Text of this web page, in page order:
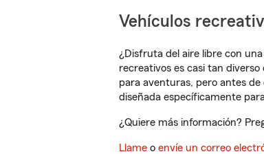
Vehículos
¿Disfruta del aire libre con una
recreativos es casi tan
para aventuras, pero antes de
diseñada específicamente
¿Quiere más información?
Llame o envíe un correo